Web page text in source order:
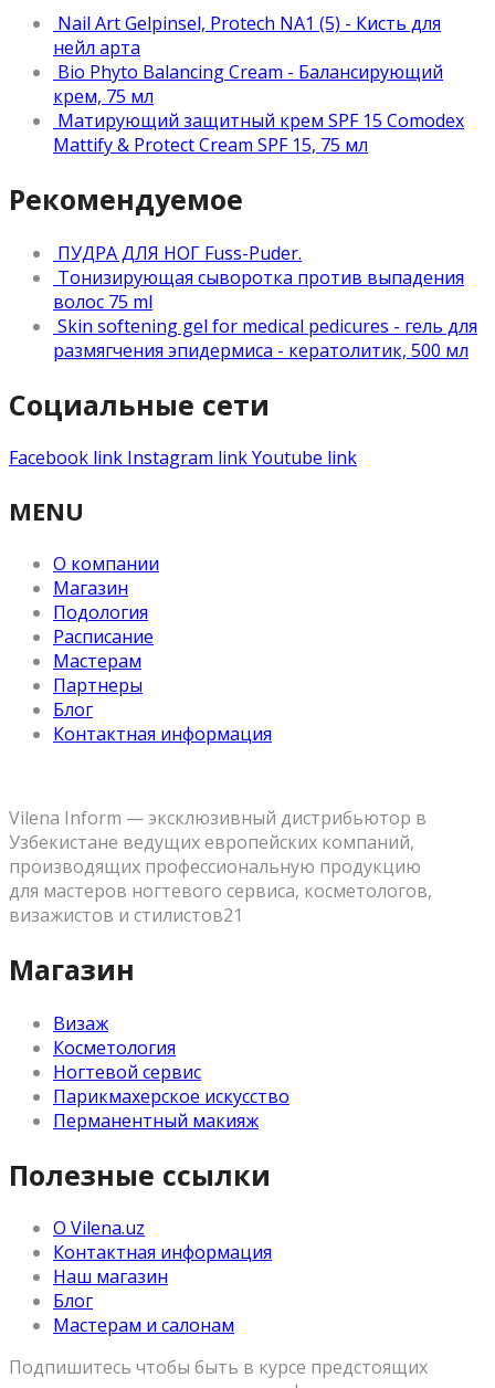
Nail Art Gelpinsel, Protech NA1 (5) - Кисть для
нейл арта
Bio Phyto Balancing Cream - Балансирующий
крем, 75 мл
Матирующий защитный крем SPF 15 Comodex
Mattify & Protect Cream SPF 15, 75 мл
Рекомендуемое
ПУДРА ДЛЯ НОГ Fuss-Puder.
Тонизирующая сыворотка против выпадения
волос 75 ml
Skin softening gel for medical pedicures - гель для
размягчения эпидермиса - кератолитик, 500 мл
Социальные сети
Facebook link Instagram linkYoutube link
MENU
О компании
Магазин
Подология
Расписание
Мастерам
Партнеры
Блог
Контактная информация
Vilena Inform — эксклюзивный дистрибьютор в
Узбекистане ведущих европейских компаний,
производящих профессиональную продукцию
для мастеров ногтевого сервиса, косметологов,
визажистов и стилистов21
Магазин
Визаж
Косметология
Ногтевой сервис
Парикмахерское искусство
Перманентный макияж
Полезные ссылки
О Vilena.uz
Контактная информация
Наш магазин
Блог
Мастерам и салонам
Подпишитесь чтобы быть в курсе предстоящих